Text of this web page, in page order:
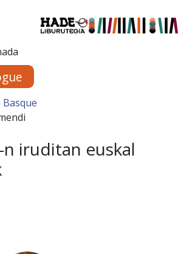
Livres -
iruditan euskal